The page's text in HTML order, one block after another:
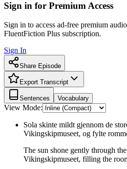
Sign in for Premium Access
Sign in to access ad-free premium
FluentFiction Plus subscription.
Sign In
Share Episode
Export Transcript
Sentences Vocabulary
View Mode:
Sola skinte mildt gjennom de
Vikingskipmuseet, og fylte
The sun shone gently through
Vikingskipmuseet, filling the